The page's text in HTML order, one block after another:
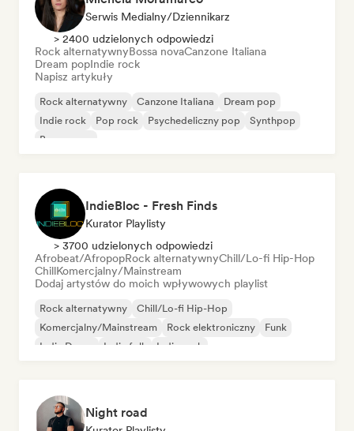
Serwis Medialny/Dziennikarz
> 2400 udzielonych odpowiedzi
Rock alternatywnyBossa novaCanzone Italiana
Dream popIndie rock
Napisz artykuły
Rock alternatywny Canzone Italiana
Dream pop
Indie rock
Pop rock Psychedeliczny pop
Synthpop
Bossa nova
IndieBloc - Fresh Finds
Kurator Playlisty
> 3700 udzielonych odpowiedzi
Afrobeat/AfropopRock alternatywnyChill/Lo-fi Hip-Hop
ChillKomercjalny/Mainstream
Dodaj artystów do moich wpływowych playlist
Rock alternatywny
Chill/Lo-fi Hip-Hop
Komercjalny/Mainstream
Rock elektroniczny
Funk
Indie Dance
Indie folk Indie rock
Night road